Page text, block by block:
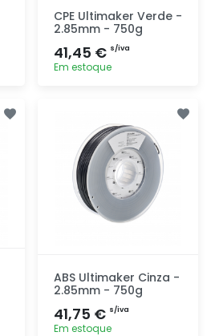
CPE Ultimaker Verde -
2.85mm - 750g
41,45 € s/iva
Em estoque
ABS Ultimaker Cinza -
2.85mm - 750g
41,75 € s/iva
Em estoque